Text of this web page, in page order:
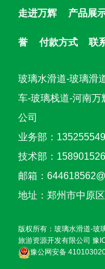
走进万辉 产品展
誉 付款方式 联
玻璃水滑道-玻璃滑
车-玻璃栈道-河南万
公司
业务部：
技术部：
邮箱：
地址：郑州市中原
版权所有：玻璃水滑道-玻
旅游资源开发有限公司 豫
豫公网安备